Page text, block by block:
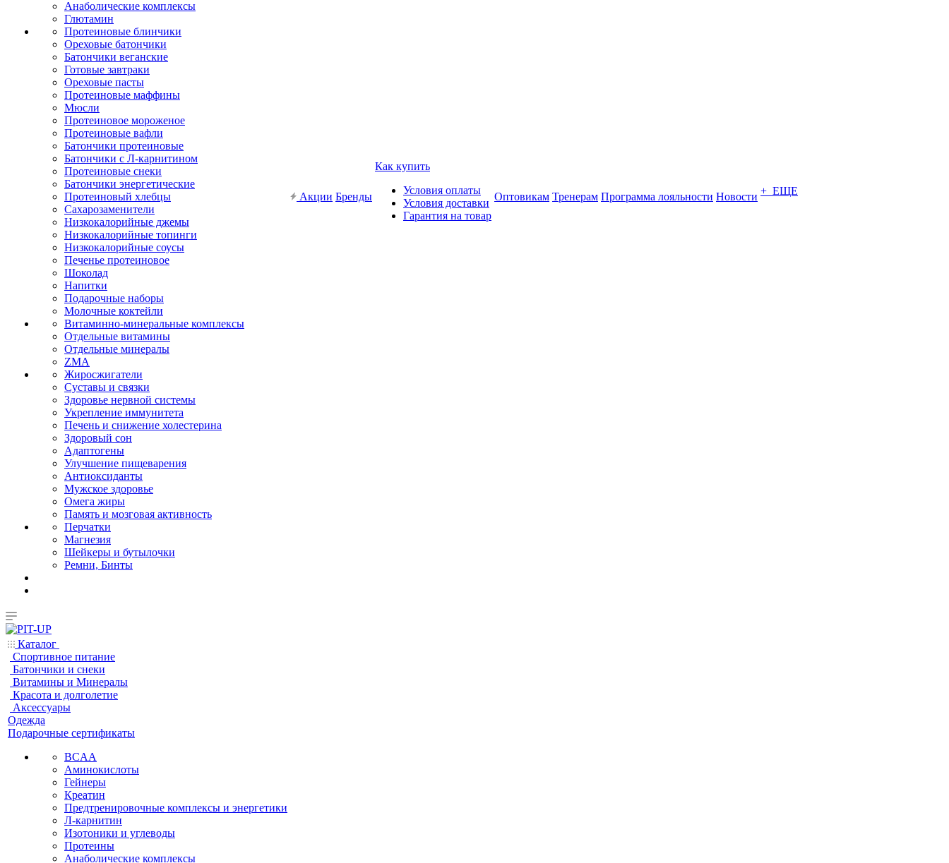
Анаболические комплексы
Глютамин
Протеиновые блинчики
Ореховые батончики
Батончики веганские
Готовые завтраки
Ореховые пасты
Протеиновые маффины
Мюсли
Протеиновое мороженое
Протеиновые вафли
Батончики протеиновые
Батончики с Л-карнитином
Протеиновые снеки
Батончики энергетические
Протеиновый хлебцы
Сахарозаменители
Низкокалорийные джемы
Низкокалорийные топинги
Низкокалорийные соусы
Печенье протеиновое
Шоколад
Напитки
Подарочные наборы
Молочные коктейли
Витаминно-минеральные комплексы
Отдельные витамины
Отдельные минералы
ZMA
Жиросжигатели
Суставы и связки
Здоровье нервной системы
Укрепление иммунитета
Печень и снижение холестерина
Здоровый сон
Адаптогены
Улучшение пищеварения
Антиоксиданты
Мужское здоровье
Омега жиры
Память и мозговая активность
Перчатки
Магнезия
Шейкеры и бутылочки
Ремни, Бинты
Акции Бренды
Как купить
Условия оплаты
Условия доставки
Гарантия на товар
Оптовикам Тренерам Программа лояльности Новости + ЕЩЕ
Каталог
Спортивное питание
Батончики и снеки
Витамины и Минералы
Красота и долголетие
Аксессуары
Одежда
Подарочные сертификаты
BCAA
Аминокислоты
Гейнеры
Креатин
Предтренировочные комплексы и энергетики
Л-карнитин
Изотоники и углеводы
Протеины
Анаболические комплексы